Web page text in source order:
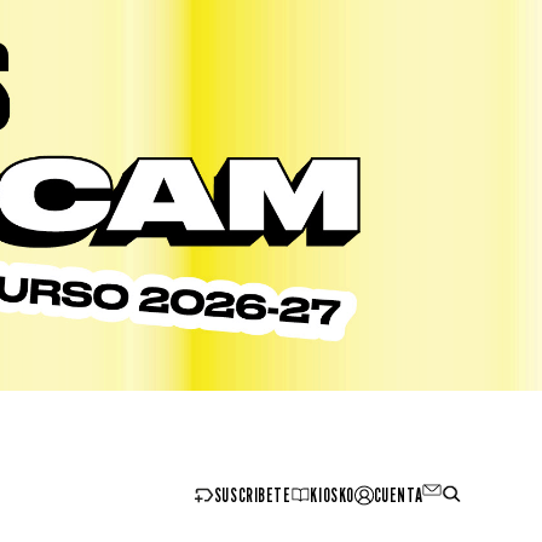
SUSCRIBETE KIOSKO CUENTA